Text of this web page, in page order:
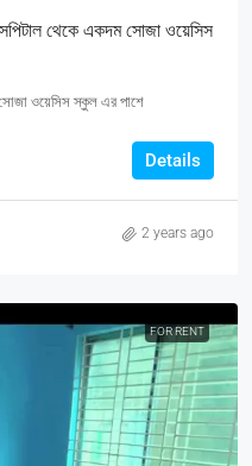
থেকে একদম সোজা ওয়েসিস
ওয়েসিস স্কুল এর পাশে
Details
2 years ago
FOR RENT